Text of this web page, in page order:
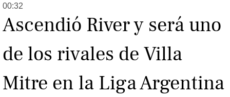
00:32
Ascendió River y será uno
de los rivales de Villa
Mitre en la Liga Argentina